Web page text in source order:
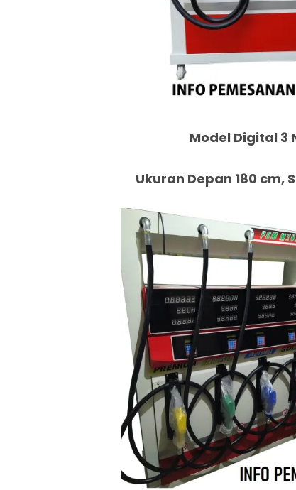
Model Digital 3
Ukuran Depan 180 cm,